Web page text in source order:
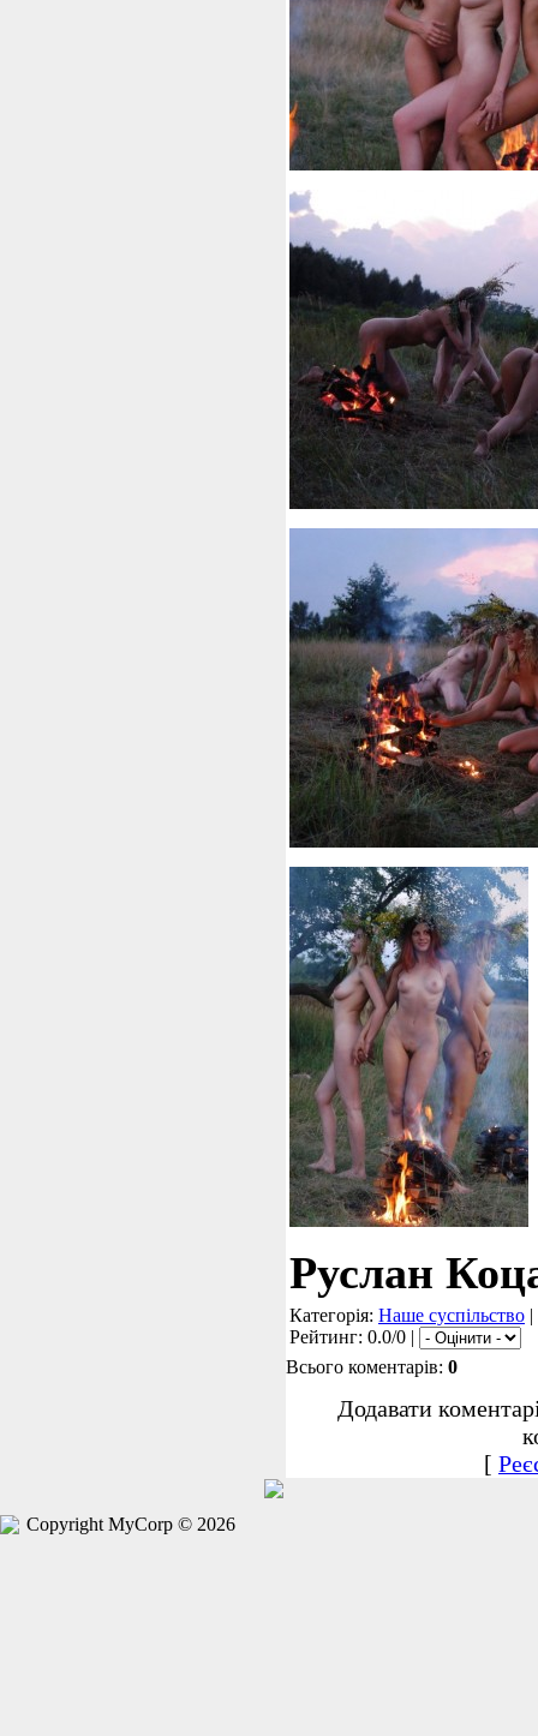
Руслан
Категорія: Наше суспільство
Рейтинг: 0.0/0 |
Всього коментарів: 0
Додавати
[
Copyright MyCorp © 2026